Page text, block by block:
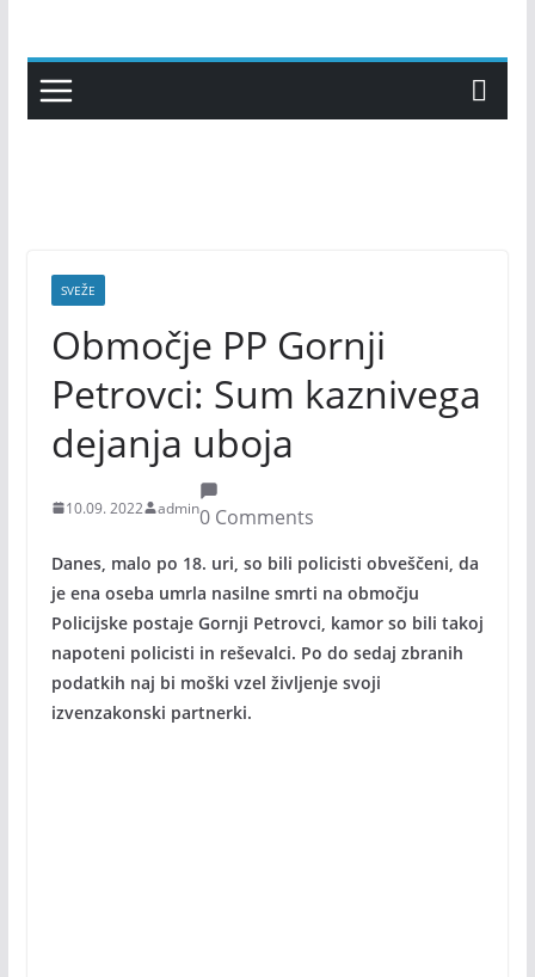
content
SVEŽE
Območje PP Gornji
Petrovci: Sum kaznivega
dejanja uboja
10.09. 2022 admin0 Comments
Danes, malo po 18. uri, so bili policisti obveščeni, da
je ena oseba umrla nasilne smrti na območju
Policijske postaje Gornji Petrovci, kamor so bili takoj
napoteni policisti in reševalci. Po do sedaj zbranih
podatkih naj bi moški vzel življenje svoji
izvenzakonski partnerki.